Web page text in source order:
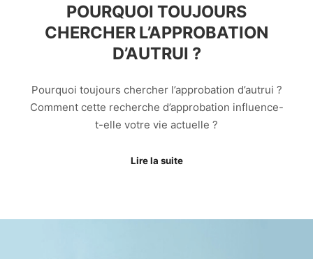
POURQUOI TOUJOURS
CHERCHER L’APPROBATION
D’AUTRUI ?
Pourquoi toujours chercher l’approbation d’autrui ?
Comment cette recherche d’approbation influence-
t-elle votre vie actuelle ?
Lire la suite